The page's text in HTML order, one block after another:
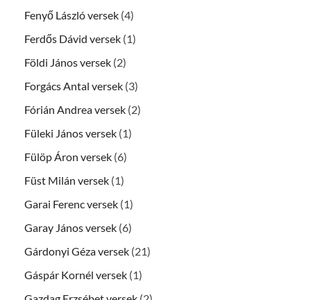
Fenyő László versek (4)
Ferdős Dávid versek (1)
Földi János versek (2)
Forgács Antal versek (3)
Fórián Andrea versek (2)
Füleki János versek (1)
Fülöp Áron versek (6)
Füst Milán versek (1)
Garai Ferenc versek (1)
Garay János versek (6)
Gárdonyi Géza versek (21)
Gáspár Kornél versek (1)